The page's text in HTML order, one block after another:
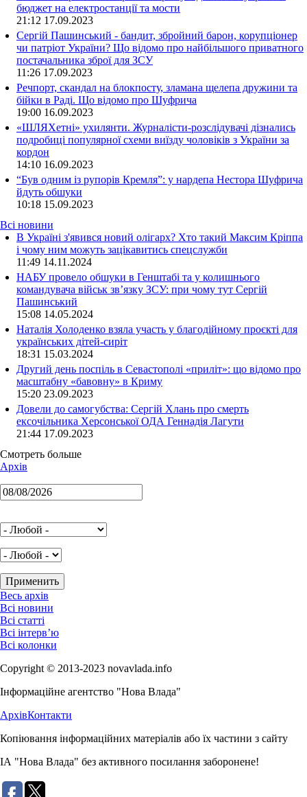
бюджет на електростанції та мости
21:12 17.09.2023
Сергій Пашинський - бандит, збройний барон, корупціонер
чи патріот України? Що відомо про найбільшого приватного
постачальника зброї для ЗСУ
11:26 17.09.2023
Речпорт, скандал на блокпосту, зламана щелепа дружини та
бійки в Раді. Що відомо про Шуфрича
19:00 16.09.2023
«ШЛЯХетні» ухилянти. Журналісти-розслідувачі дізнались
подробиці популярної схеми виїзду чоловіків з України за
кордон
14:10 16.09.2023
“Був одним із рупорів Кремля”: у нардепа Нестора Шуфрича
йдуть обшуки
10:18 15.09.2023
Всі новини
В Україні з'явився новий олігарх? Хто такий Максим Кріппа
і чому ним можуть зацікавитись спецслужби
11:49 14.11.2024
НАБУ провело обшуки в Генштабі та у колишнього
командувача військ зв’язку ЗСУ: при чому тут Сергій
Пашинський
15:08 14.05.2024
Наталія Холоденко взяла участь у благодійному проєкті для
українських дітей-сиріт
18:31 15.03.2024
Другий день поспіль в Севастополі «приліт»: що відомо про
масштабну «бавовну» в Криму
15:20 23.09.2023
Довели до самогубства: Сергій Хлань про смерть
ексочільника Херсонської ОДА Геннадія Лагути
21:44 17.09.2023
Смотреть больше
Архів
Весь архів
Всі новини
Всі статті
Всі інтерв’ю
Всі колонки
Copyright © 2013-2023 novavlada.info
Інформаційне агентство "Нова Влада"
АрхівКонтакти
Копіювання інформаційних матеріалів або їх частини з сайту
ІА "Нова Влада" без активного посилання заборонене!